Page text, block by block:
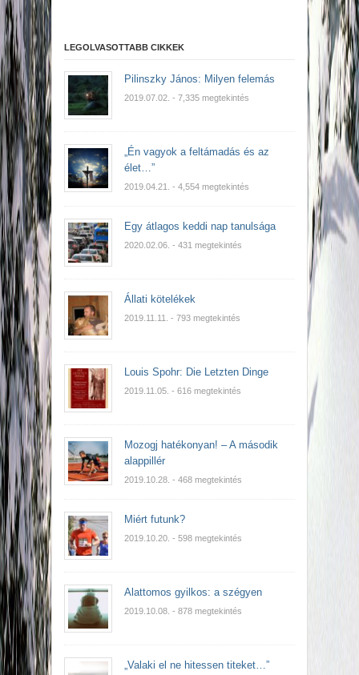
LEGOLVASOTTABB CIKKEK
Pilinszky János: Milyen felemás
2019.07.02. - 7,335 megtekintés
„Én vagyok a feltámadás és az
élet…”
2019.04.21. - 4,554 megtekintés
Egy átlagos keddi nap tanulsága
2020.02.06. - 431 megtekintés
Állati kötelékek
2019.11.11. - 793 megtekintés
Louis Spohr: Die Letzten Dinge
2019.11.05. - 616 megtekintés
Mozogj hatékonyan! – A második
alappillér
2019.10.28. - 468 megtekintés
Miért futunk?
2019.10.20. - 598 megtekintés
Alattomos gyilkos: a szégyen
2019.10.08. - 878 megtekintés
„Valaki el ne hitessen titeket…”